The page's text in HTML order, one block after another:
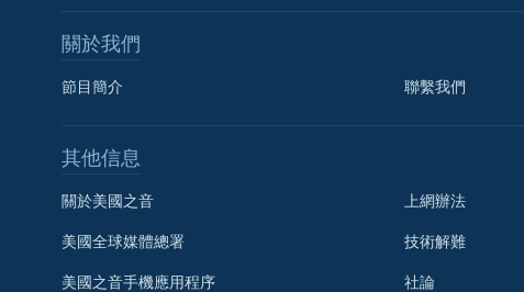
關於我們
節目簡介 聯繫我們
其他信息
關於美國之音
美國全球媒體總署
美國之音手機應用程序
上網辦法
技術解難
社論